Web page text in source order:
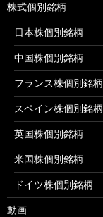
株式個別銘柄
日本株個別銘柄
中国株個別銘柄
フランス株個別銘柄
スペイン株個別銘柄
英国株個別銘柄
米国株個別銘柄
ドイツ株個別銘柄
動画